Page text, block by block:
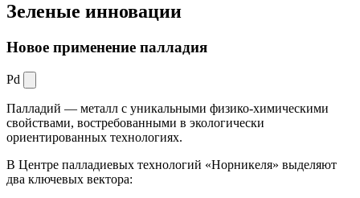
Зеленые инновации
Новое применение палладия
Pd
Палладий — металл с уникальными физико-химическими
свойствами, востребованными в экологически
ориентированных технологиях.
В Центре палладиевых технологий «Норникеля» выделяют
два ключевых вектора: